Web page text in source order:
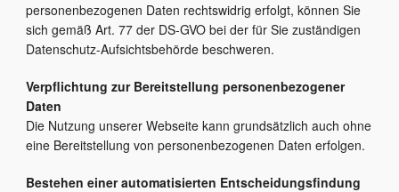
personenbezogenen Daten rechtswidrig erfolgt, können Sie
sich gemäß Art. 77 der DS-GVO bei der für Sie zuständigen
Datenschutz-Aufsichtsbehörde beschweren.
Verpflichtung zur Bereitstellung personenbezogener
Daten
Die Nutzung unserer Webseite kann grundsätzlich auch ohne
eine Bereitstellung von personenbezogenen Daten erfolgen.
Bestehen einer automatisierten Entscheidungsfindung